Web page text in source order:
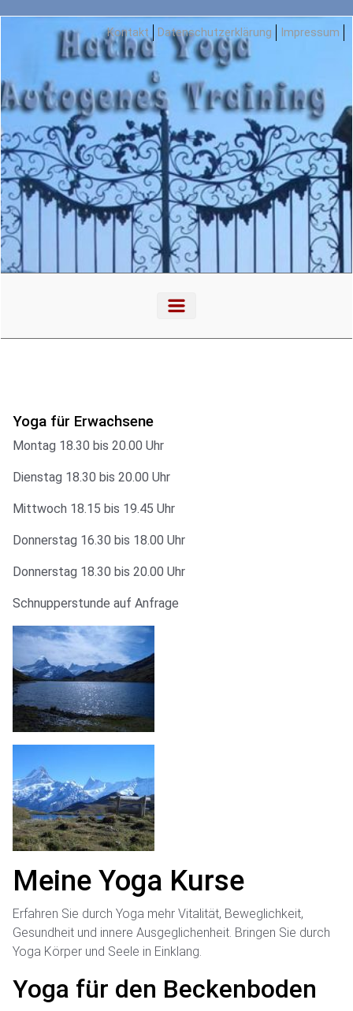
Zum Hauptinhalt springen
Impressum
Datenschutzerklärung
Kontakt
Yoga für Erwachsene
Montag 18.30 bis 20.00 Uhr
Dienstag 18.30 bis 20.00 Uhr
Mittwoch 18.15 bis 19.45 Uhr
Donnerstag 16.30 bis 18.00 Uhr
Donnerstag 18.30 bis 20.00 Uhr
Schnupperstunde auf Anfrage
Meine Yoga Kurse
Erfahren Sie durch Yoga mehr Vitalität, Beweglichkeit,
Gesundheit und innere Ausgeglichenheit. Bringen Sie durch
Yoga Körper und Seele in Einklang.
Yoga für den Beckenboden